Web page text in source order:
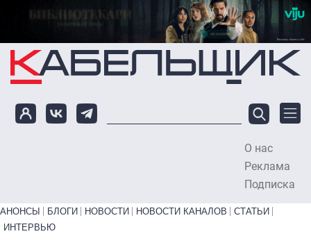
Перейти к основному содержанию
О нас
Реклама
Подписка
Primary links bottom
АНОНСЫ БЛОГИ НОВОСТИ НОВОСТИ КАНАЛОВ
СТАТЬИ
ИНТЕРВЬЮ